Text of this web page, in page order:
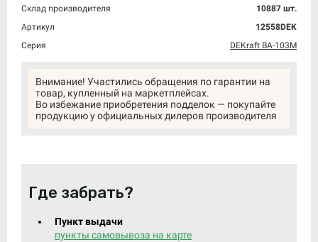
Склад производителя
10887 шт.
Артикул
12558DEK
Серия
DEKraft ВА-103M
Внимание! Участились обращения по гарантии на
товар, купленный на маркетплейсах.
Во избежание приобретения подделок — покупайте
продукцию у официальных дилеров производителя
Где забрать?
Пункт выдачи
пункты самовывоза на карте